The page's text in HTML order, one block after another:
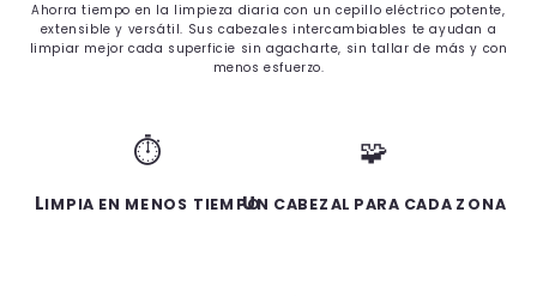
Ahorra tiempo en la limpieza diaria con un cepillo eléctrico potente,
extensible y versátil. Sus cabezales intercambiables te ayudan a
limpiar mejor cada superficie sin agacharte, sin tallar de más y con
menos esfuerzo.
⏱️
LIMPIA EN MENOS TIEMPO
🧩
UN CABEZAL PARA CADA ZONA